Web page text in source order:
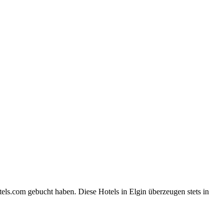
gebucht haben. Diese Hotels in Elgin überzeugen stets in